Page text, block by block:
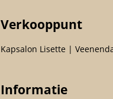
Verkooppunt
Kapsalon Lisette |
Informatie